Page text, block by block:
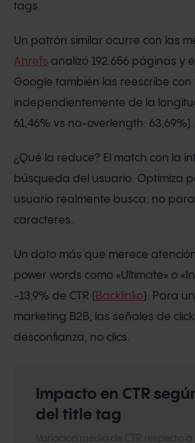
tags.
Un patrón similar ocurre con las
Ahrefs analizó 192.656 páginas y
Google también las reescribe con
independientemente de la
61,46% vs no-overlength: 63,69%).
¿Qué la reduce? El match con la
búsqueda del usuario. Optimiza
usuario realmente busca, no
caracteres.
Un dato más que merece
power words como «Ultimate» o
-13,9% de CTR ( Backlinko). Para
marketing B2B, las señales de
desconfianza, no clics.
Impacto en CTR
del title tag